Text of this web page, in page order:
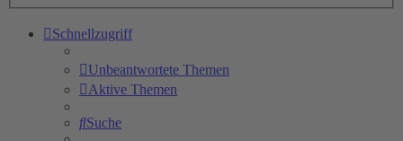
Schnellzugriff
Unbeantwortete Themen
Aktive Themen
Suche